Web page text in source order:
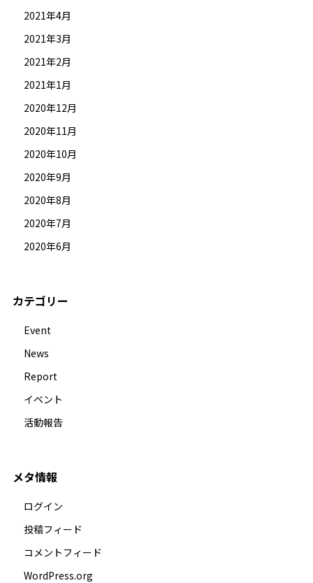
2021年4月
2021年3月
2021年2月
2021年1月
2020年12月
2020年11月
2020年10月
2020年9月
2020年8月
2020年7月
2020年6月
カテゴリー
Event
News
Report
イベント
活動報告
メタ情報
ログイン
投稿フィード
コメントフィード
WordPress.org